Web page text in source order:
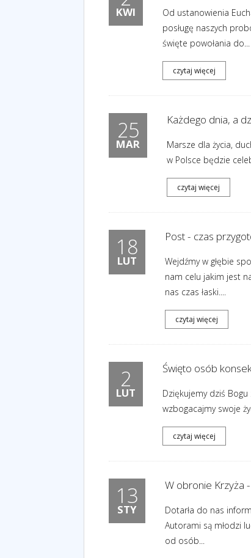
KWI
Od ustanowienia
posługę naszych
święte powołania do...
czytaj więcej
25
MAR
Każdego dnia, a
Marsze dla życia,
w Polsce będzie
czytaj więcej
18
LUT
Post - czas
Wejdźmy w głębie
nam celu jakim jest
nas czas łaski....
czytaj więcej
2
LUT
Święto osób
Dziękujemy dziś
wzbogacajmy swoje
czytaj więcej
13
STY
W obronie Krzyża
Dotarła do nas
Autorami są młodzi
od osób...